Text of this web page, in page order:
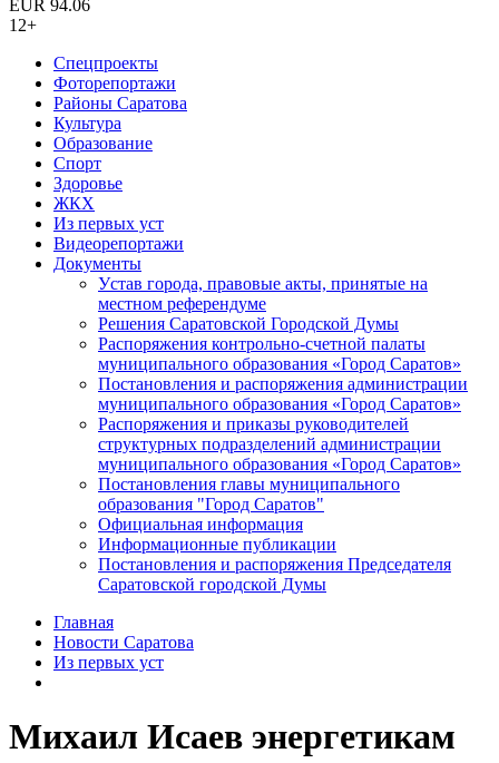
EUR 94.06
12+
Спецпроекты
Фоторепортажи
Районы Саратова
Культура
Образование
Спорт
Здоровье
ЖКХ
Из пеpвых уст
Видеорепортажи
Документы
Уcтав города, правовые акты, принятые на
местном референдуме
Решения Саратовской Городской Думы
Распоряжения контрольно-счетной палаты
муниципального образования «Город Саратов»
Постановления и распоряжения администрации
муниципального образования «Город Саратов»
Распоряжения и приказы руководителей
структурных подразделений администрации
муниципального образования «Город Саратов»
Постановления главы муниципального
образования "Город Саратов"
Официальная информация
Информационные публикации
Постановления и распоряжения Председателя
Саратовской городской Думы
Главная
Новости Саратова
Из пеpвых уст
Михаил Исаев энергетикам